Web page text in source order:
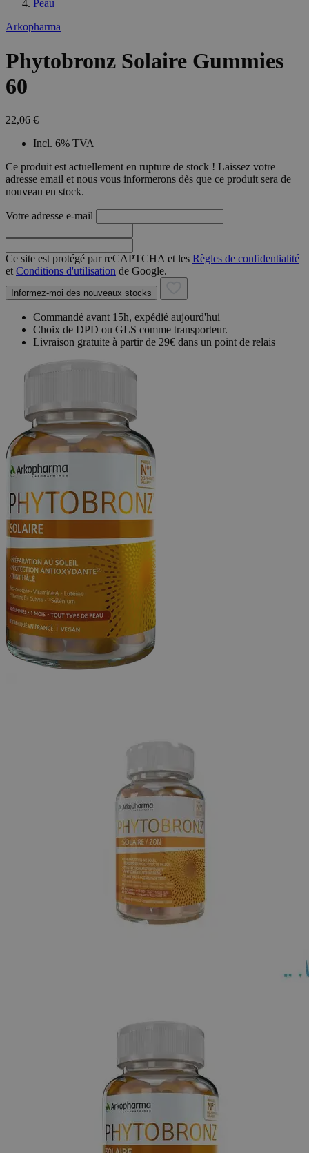
Peau
Arkopharma
Phytobronz Solaire Gummies
60
22,06 €
Incl. 6% TVA
Ce produit est actuellement en rupture de stock ! Laissez votre
adresse email et nous vous informerons dès que ce produit sera de
nouveau en stock.
Votre adresse e-mail
Ce site est protégé par reCAPTCHA et les Règles de confidentialité
et Conditions d'utilisation de Google.
Informez-moi des nouveaux stocks
Commandé avant 15h, expédié aujourd'hui
Choix de DPD ou GLS comme transporteur.
Livraison gratuite à partir de 29€ dans un point de relais